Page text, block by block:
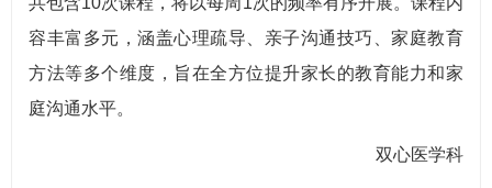
容丰富多元，涵盖心理疏导、亲子沟通技巧、家庭教育
方法等多个维度，旨在全方位提升家长的教育能力和家
庭沟通水平。
双心医学科